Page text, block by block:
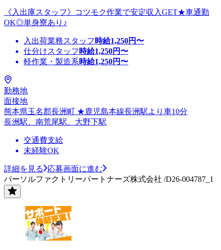
《入出庫スタッフ》コツモク作業で安定収入GET★車通勤
OK◎単身寮あり♪
入出荷業務スタッフ 時給1,250円〜
仕分けスタッフ 時給1,250円〜
軽作業・製造系時給1,250円〜
勤務地
面接地
熊本県玉名郡長洲町 ★鹿児島本線長洲駅より車10分
長洲駅、南荒尾駅、大野下駅
交通費支給
未経験OK
詳細を見る
応募画面に進む
パーソルファクトリーパートナーズ株式会社 /D26-004787_1